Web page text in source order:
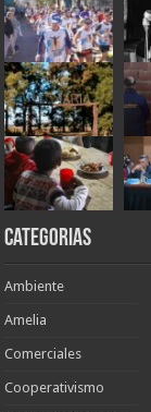
Categorias
Ambiente
Amelia
Comerciales
Cooperativismo